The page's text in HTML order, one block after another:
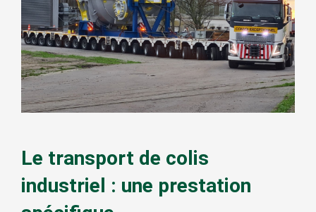
Le transport de colis
industriel : une prestation